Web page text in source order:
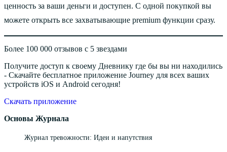
ценность за ваши деньги и доступен. С одной покупкой вы
можете открыть все захватывающие premium функции сразу.
Более 100 000 отзывов с 5 звездами
Получите доступ к своему Дневнику где бы вы ни находились
- Скачайте бесплатное приложение Journey для всех ваших
устройств iOS и Android сегодня!
Скачать приложение
Основы Журнала
Журнал тревожности: Идеи и напутствия